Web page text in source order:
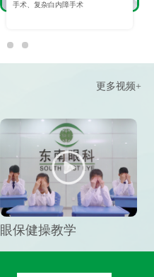
手术、复杂白内障手术
更多视频+
眼保健操教学